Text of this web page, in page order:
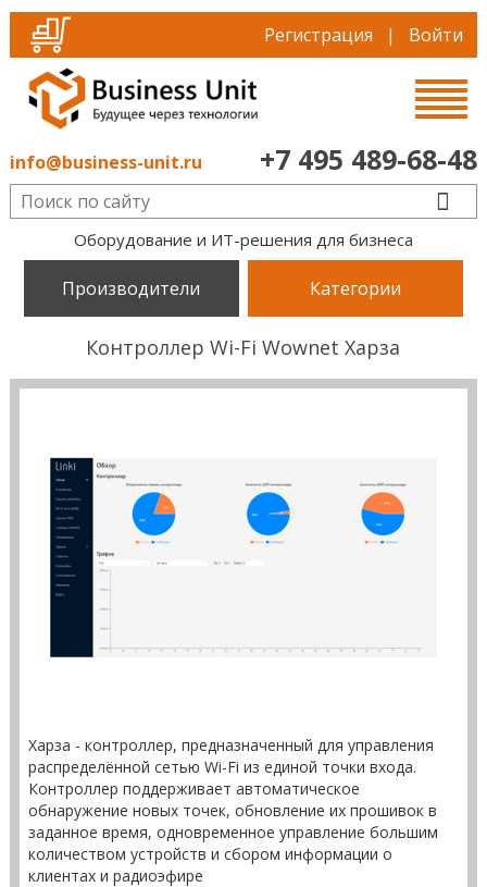
Регистрация | Войти
info@business-unit.ru +7 495 489-68-48
Оборудование и ИТ-решения для бизнеса
Производители Категории
Контроллер Wi-Fi Wownet Харза
Харза - контроллер, предназначенный для управления
распределённой сетью Wi-Fi из единой точки входа.
Контроллер поддерживает автоматическое
обнаружение новых точек, обновление их прошивок в
заданное время, одновременное управление большим
количеством устройств и сбором информации о
клиентах и радиоэфире